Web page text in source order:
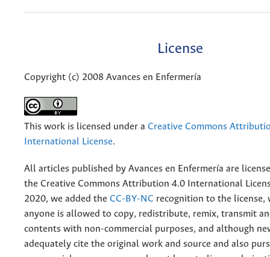
License
Copyright (c) 2008 Avances en Enfermería
This work is licensed under a Creative Commons
International License.
All articles published by Avances en Enfermería are
the Creative Commons Attribution 4.0 International
2020, we added the CC-BY-NC recognition to the license,
anyone is allowed to copy, redistribute, remix, transmit
contents with non-commercial purposes, and although
adequately cite the original work and source and also